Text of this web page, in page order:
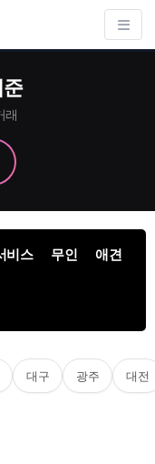
래
비스 무인 애견
대구 광주 대전